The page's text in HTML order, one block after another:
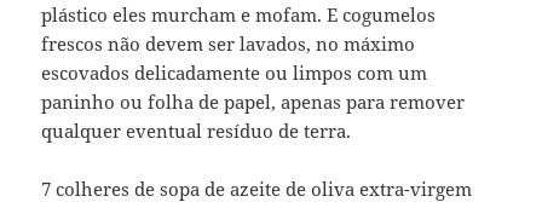
plástico eles murcham e mofam. E cogumelos
frescos não devem ser lavados, no máximo
escovados delicadamente ou limpos com um
paninho ou folha de papel, apenas para remover
qualquer eventual resíduo de terra.
7 colheres de sopa de azeite de oliva extra-virgem